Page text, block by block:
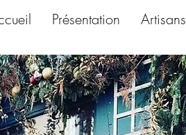
Présentation Artisans